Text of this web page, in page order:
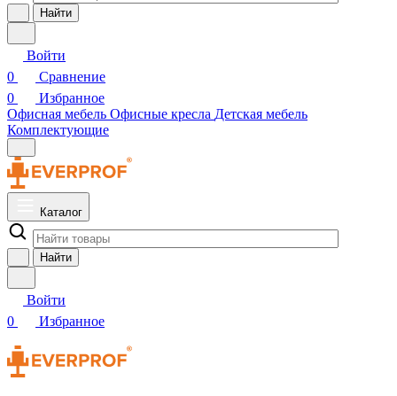
Найти
Войти
0
Сравнение
0
Избранное
Офисная мебель Офисные кресла Детская мебель
Комплектующие
Каталог
Найти
Войти
0
Избранное